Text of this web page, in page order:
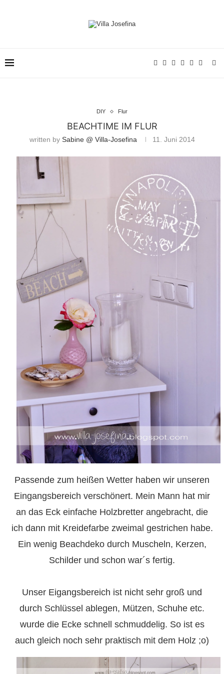
DIY Flur
BEACHTIME IM FLUR
written by Sabine @ Villa-Josefina 11. Juni 2014
Passende zum heißen Wetter haben wir unseren
Eingangsbereich verschönert. Mein Mann hat mir
an das Eck einfache Holzbretter angebracht, die
ich dann mit Kreidefarbe zweimal gestrichen habe.
Ein wenig Beachdeko durch Muscheln, Kerzen,
Schilder und schon war´s fertig.
Unser Eigangsbereich ist nicht sehr groß und
durch Schlüssel ablegen, Mützen, Schuhe etc.
wurde die Ecke schnell schmuddelig. So ist es
auch gleich noch sehr praktisch mit dem Holz ;o)